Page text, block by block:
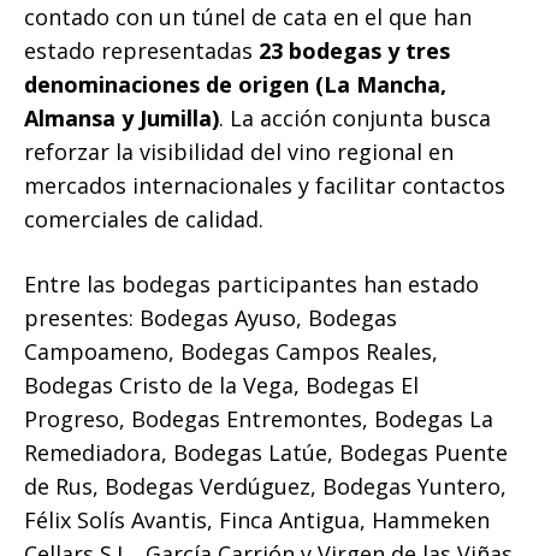
contado con un túnel de cata en el que han
estado representadas 23 bodegas y tres
denominaciones de origen (La Mancha,
Almansa y Jumilla). La acción conjunta busca
reforzar la visibilidad del vino regional en
mercados internacionales y facilitar contactos
comerciales de calidad.
Entre las bodegas participantes han estado
presentes: Bodegas Ayuso, Bodegas
Campoameno, Bodegas Campos Reales,
Bodegas Cristo de la Vega, Bodegas El
Progreso, Bodegas Entremontes, Bodegas La
Remediadora, Bodegas Latúe, Bodegas Puente
de Rus, Bodegas Verdúguez, Bodegas Yuntero,
Félix Solís Avantis, Finca Antigua, Hammeken